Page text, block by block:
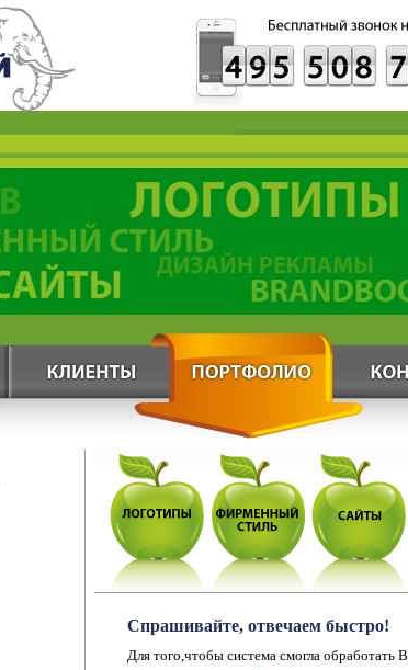
Спрашивайте, отвечаем быстро!
Для того,чтобы система смогла обработать